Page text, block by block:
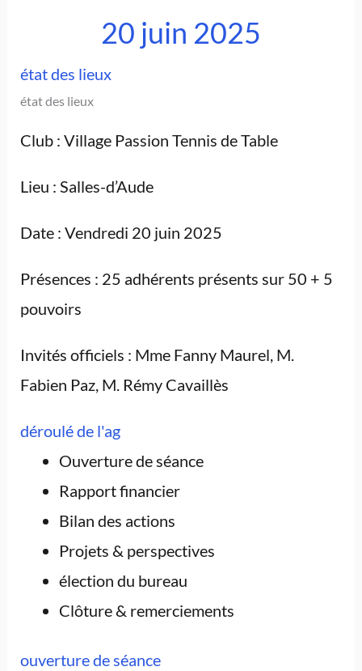
20 juin 2025
état des lieux
état des lieux
Club : Village Passion Tennis de Table
Lieu : Salles-d’Aude
Date : Vendredi 20 juin 2025
Présences : 25 adhérents présents sur 50 + 5
pouvoirs
Invités officiels : Mme Fanny Maurel, M.
Fabien Paz, M. Rémy Cavaillès
déroulé de l'ag
Ouverture de séance
Rapport financier
Bilan des actions
Projets & perspectives
élection du bureau
Clôture & remerciements
ouverture de séance